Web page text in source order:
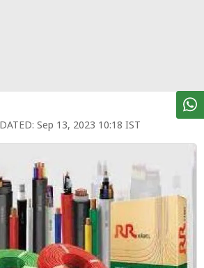
Sep 13, 2023 10:18 IST